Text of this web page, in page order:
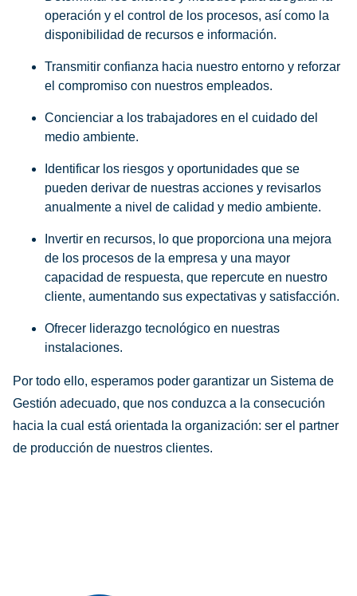
operación y el control de los procesos, así como la
disponibilidad de recursos e información.
Transmitir confianza hacia nuestro entorno y reforzar
el compromiso con nuestros empleados.
Concienciar a los trabajadores en el cuidado del
medio ambiente.
Identificar los riesgos y oportunidades que se
pueden derivar de nuestras acciones y revisarlos
anualmente a nivel de calidad y medio ambiente.
Invertir en recursos, lo que proporciona una mejora
de los procesos de la empresa y una mayor
capacidad de respuesta, que repercute en nuestro
cliente, aumentando sus expectativas y satisfacción.
Ofrecer liderazgo tecnológico en nuestras
instalaciones.
Por todo ello, esperamos poder garantizar un Sistema de
Gestión adecuado, que nos conduzca a la consecución
hacia la cual está orientada la organización: ser el partner
de producción de nuestros clientes.